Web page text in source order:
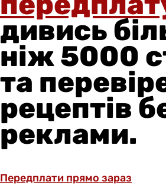
дивись
ніж 5000
та
рецептів
реклами.
Передплати прямо зараз